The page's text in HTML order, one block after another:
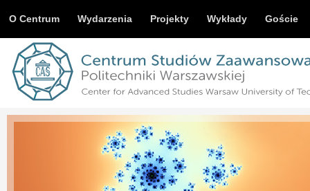
O Centrum Wydarzenia Projekty Wykłady Goście